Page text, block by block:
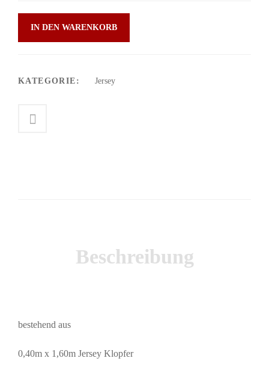
IN DEN WARENKORB
KATEGORIE: Jersey
Beschreibung
bestehend aus
0,40m x 1,60m Jersey Klopfer